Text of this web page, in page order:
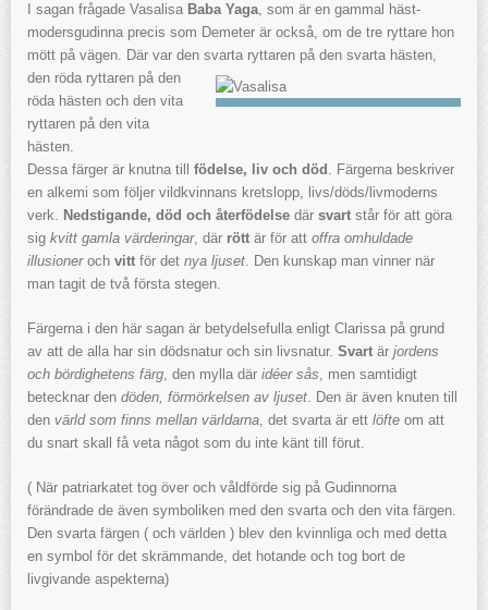
I sagan frågade Vasalisa Baba Yaga, som är en gammal häst-
modersgudinna precis som Demeter är också, om de tre ryttare hon
mött på vägen. Där var den svarta ryttaren på den svarta hästen,
den röda ryttaren på den
röda hästen och den vita
ryttaren på den vita
hästen.
Dessa färger är knutna till födelse, liv och död . Färgerna beskriver
en alkemi som följer vildkvinnans kretslopp, livs/döds/livmoderns
verk. Nedstigande, död och återfödelse där svart står för att göra
sig kvitt gamla värderingar, där rött är för att offra omhuldade
illusioneroch vitt för det nya ljuset. Den kunskap man vinner när
man tagit de två första stegen.
Färgerna i den här sagan är betydelsefulla enligt Clarissa på grund
av att de alla har sin dödsnatur och sin livsnatur. Svart är jordens
och bördighetens färg, den mylla där idéer sås, men samtidigt
betecknar den döden, förmörkelsen av ljuset. Den är även knuten till
den värld som finns mellan världarna, det svarta är ett löfte om att
du snart skall få veta något som du inte känt till förut.
( När patriarkatet tog över och våldförde sig på Gudinnorna
förändrade de även symboliken med den svarta och den vita färgen.
Den svarta färgen ( och världen ) blev den kvinnliga och med detta
en symbol för det skrämmande, det hotande och tog bort de
livgivande aspekterna)